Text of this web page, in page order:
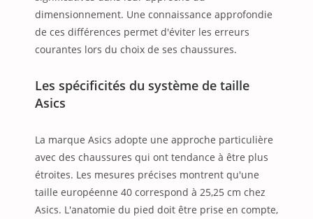
dimensionnement. Une connaissance approfondie
de ces différences permet d'éviter les erreurs
courantes lors du choix de ses chaussures.
Les spécificités du système de taille
Asics
La marque Asics adopte une approche particulière
avec des chaussures qui ont tendance à être plus
étroites. Les mesures précises montrent qu'une
taille européenne 40 correspond à 25,25 cm chez
Asics. L'anatomie du pied doit être prise en compte,